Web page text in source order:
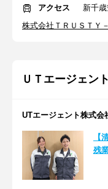
アクセス
新千
株式会社ＴＲＵＳＴＹ
ＵＴエージェン
UTエージェント株式
【
残